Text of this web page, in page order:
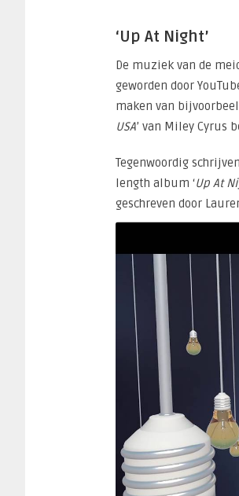
‘Up At Night’
De muziek van de
geworden door
maken van
USA’ van Miley Cyrus
Tegenwoordig
length album ‘Up At
geschreven door